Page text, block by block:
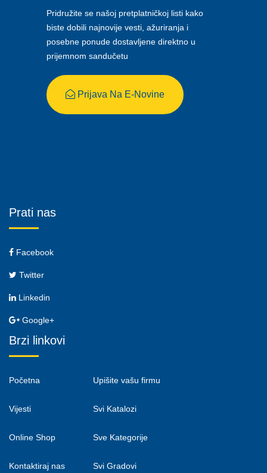
Pridružite se našoj pretplatničkoj listi kako
biste dobili najnovije vesti, ažuriranja i
posebne ponude dostavljene direktno u
prijemnom sandučetu
Prijava Na E-Novine
Prati nas
Facebook
Twitter
Linkedin
Google+
Brzi linkovi
Početna
Vijesti
Online Shop
Kontaktiraj nas
Upišite vašu firmu
Svi Katalozi
Sve Kategorije
Svi Gradovi